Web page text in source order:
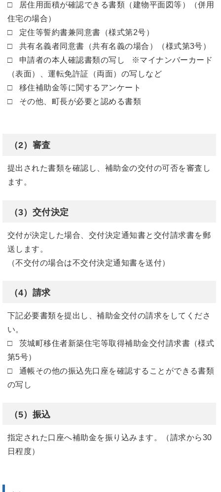
□ 居住用面積が確認できる書類（建物平面図等）（併用
住宅の場合）
□ 定住等誓約書兼同意書（様式第2号）
□ 共有名義者同意書（共有名義の場合）（様式第3号）
□ 申請者の本人確認書類の写し ※マイナンバーカード
（表面）、運転免許証（両面）の写しなど
□ 移住補助金等に関するアンケート
□ その他、町長が必要と認める書類
（2）審査
提出された書類を確認し、補助金の交付の可否を審査し
ます。
（3）交付決定
交付が決定した場合、交付決定通知書と交付請求書を郵
送します。
（不交付の場合は不交付決定通知書を送付）
（4）請求
下記必要書類を提出し、補助金交付の請求をしてくださ
い。
□ 茨城町移住者新築住宅等取得補助金交付請求書（様式
第5号）
□ 通帳その他の振込先口座を確認することができる書類
の写し
（5）振込
指定された口座へ補助金を振り込みます。（請求から30
日程度）